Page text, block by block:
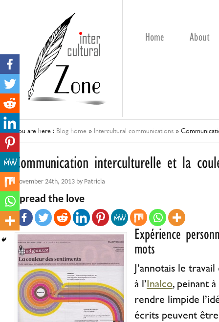
Home About
You are here : Blog home » Intercultural communications »
Communication interculturelle et la
November 24th, 2013 by Patricia
Spread the love
Expérience
mots
J’annotais le
à l’Inalco, peinant
rendre limpide
écrits peuvent